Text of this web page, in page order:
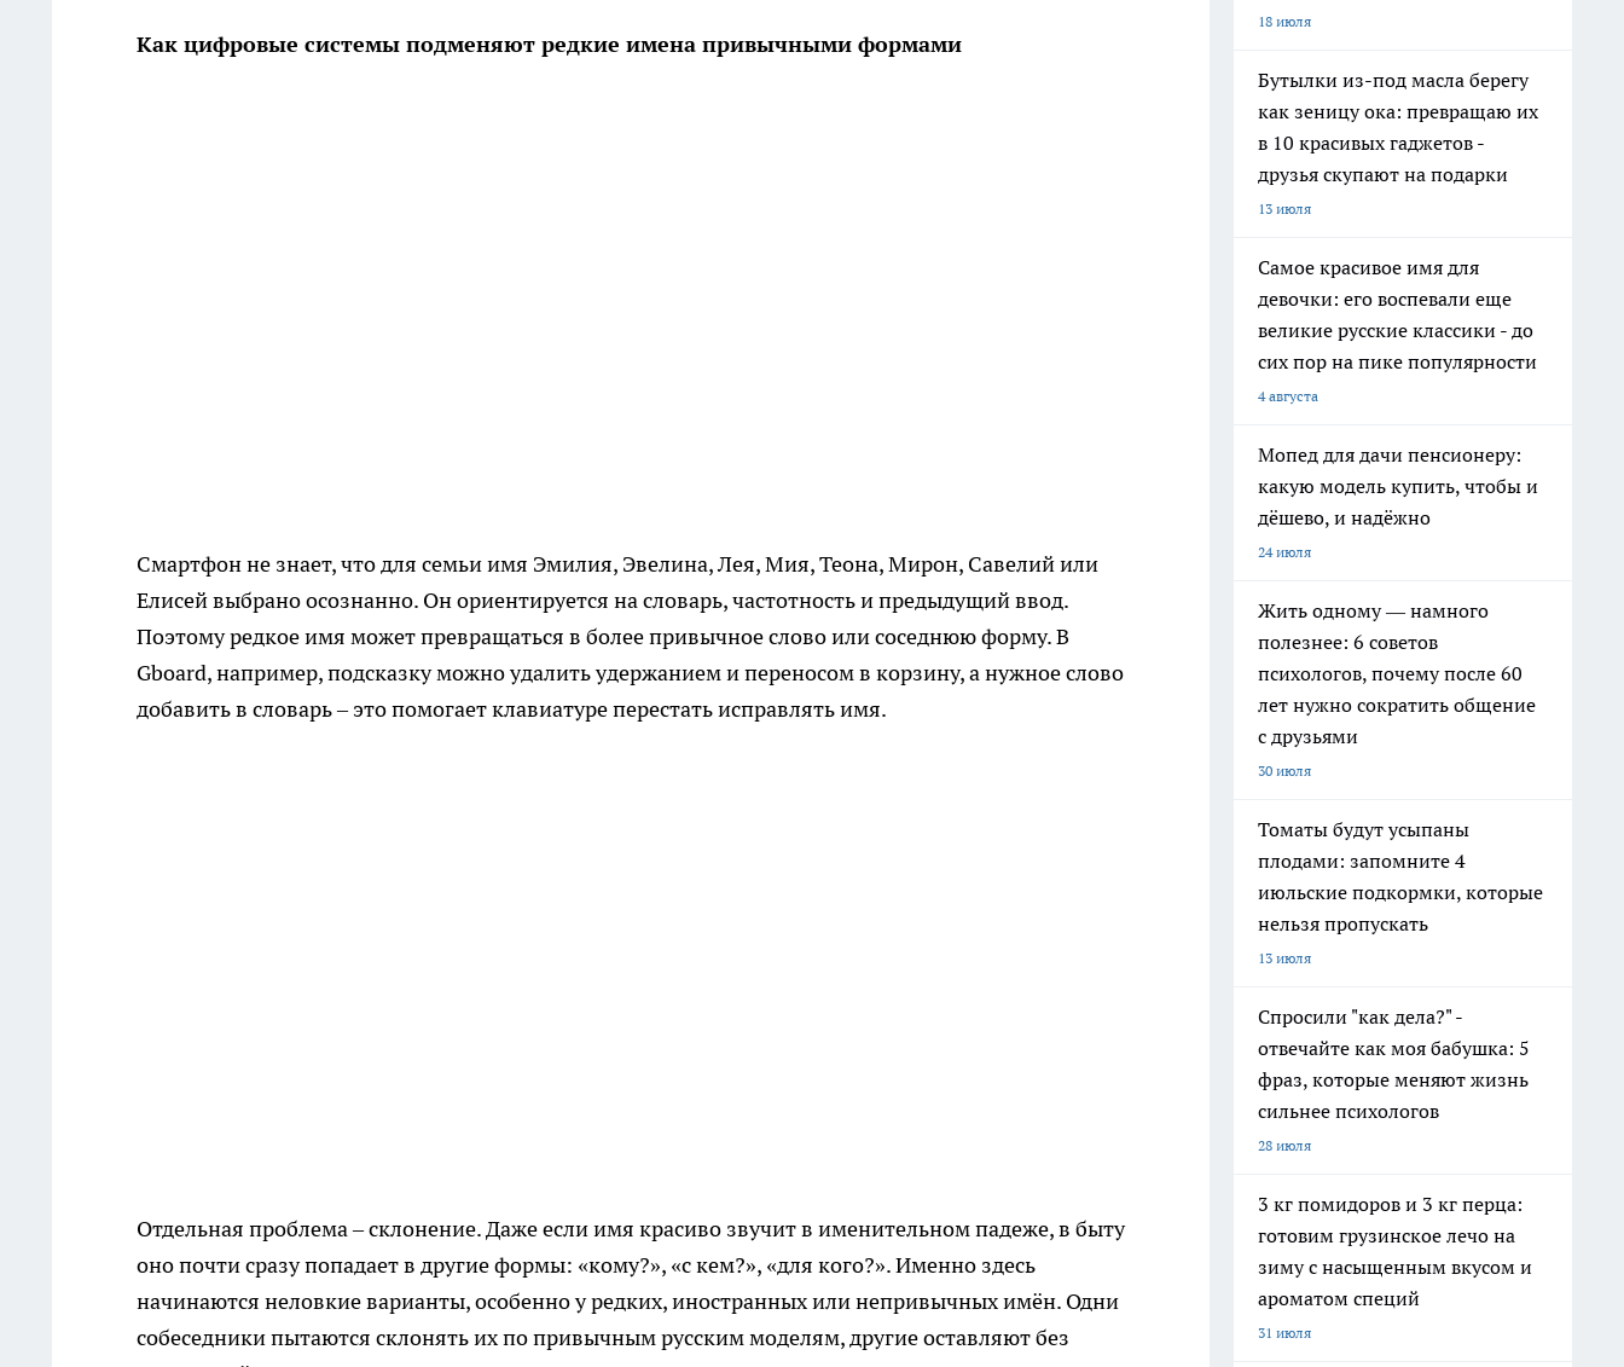
Как цифровые системы подменяют редкие имена привычными формами
Смартфон не знает, что для семьи имя Эмилия, Эвелина, Лея, Мия, Теона, Мирон, Савелий или
Елисей выбрано осознанно. Он ориентируется на словарь, частотность и предыдущий ввод.
Поэтому редкое имя может превращаться в более привычное слово или соседнюю форму. В
Gboard, например, подсказку можно удалить удержанием и переносом в корзину, а нужное слово
добавить в словарь – это помогает клавиатуре перестать исправлять имя.
Отдельная проблема – склонение. Даже если имя красиво звучит в именительном падеже, в быту
оно почти сразу попадает в другие формы: «кому?», «с кем?», «для кого?». Именно здесь
начинаются неловкие варианты, особенно у редких, иностранных или непривычных имён. Одни
собеседники пытаются склонять их по привычным русским моделям, другие оставляют без
18 июля
Бутылки из-под масла берегу
как зеницу ока: превращаю их
в 10 красивых гаджетов -
друзья скупают на подарки
13 июля
Самое красивое имя для
девочки: его воспевали еще
великие русские классики - до
сих пор на пике популярности
4 августа
Мопед для дачи пенсионеру:
какую модель купить, чтобы и
дёшево, и надёжно
24 июля
Жить одному — намного
полезнее: 6 советов
психологов, почему после 60
лет нужно сократить общение
с друзьями
30 июля
Томаты будут усыпаны
плодами: запомните 4
июльские подкормки, которые
нельзя пропускать
13 июля
Спросили "как дела?" -
отвечайте как моя бабушка: 5
фраз, которые меняют жизнь
сильнее психологов
28 июля
3 кг помидоров и 3 кг перца:
готовим грузинское лечо на
зиму с насыщенным вкусом и
ароматом специй
31 июля